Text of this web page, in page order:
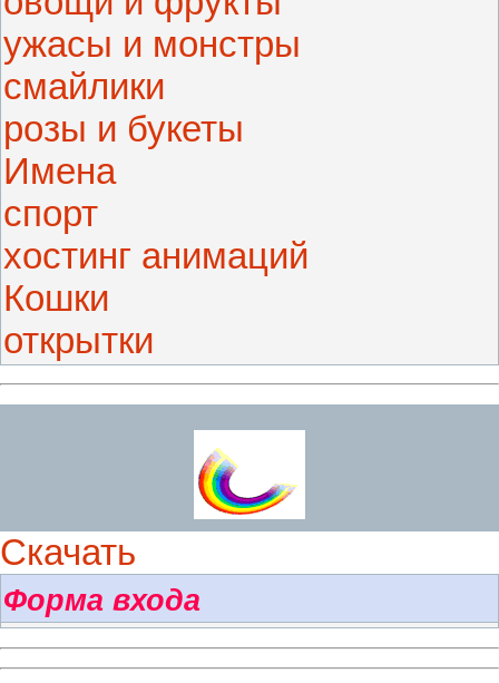
ужасы и монстры
смайлики
розы и букеты
Имена
спорт
хостинг анимаций
Кошки
открытки
Скачать
Форма входа